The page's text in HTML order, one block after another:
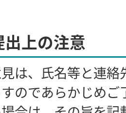
上の注意
は、氏名等と連絡
のであらかじめ